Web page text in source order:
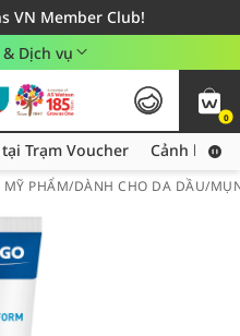
VN Member Club!
đơn hàng từ 249,000Đ
khu vực TP. Hồ Chí Minh
Dịch vụ
0
Thu thập thêm voucher hot tại Trạm Voucher
Trạm Voucher Cảnh báo
MỸ PHẨM/DÀNH CHO DA DẦU/